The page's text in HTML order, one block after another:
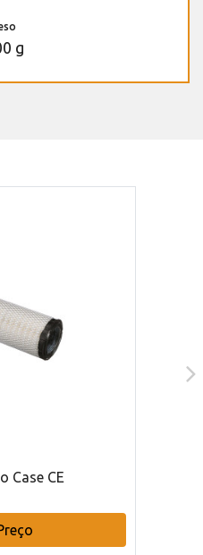
g
Case CE